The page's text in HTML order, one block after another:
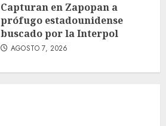
Capturan en Zapopan a
prófugo estadounidense
buscado por la Interpol
AGOSTO 7, 2026